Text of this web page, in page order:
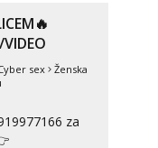
kad
sex
Ženska